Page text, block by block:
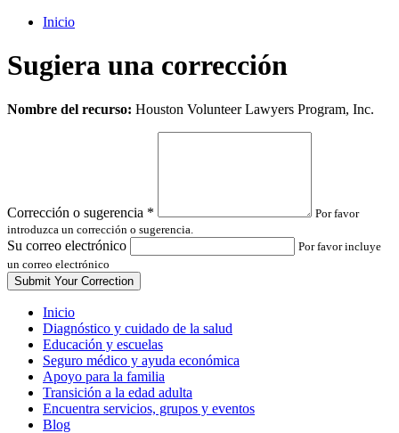
Inicio
Sugiera una corrección
Leave
Nombre del recurso: Houston Volunteer Lawyers Program, Inc.
Corrección o sugerencia *
Por favor
introduzca un corrección o sugerencia.
Su correo electrónico
Por favor incluye
un correo electrónico
Inicio
Diagnóstico y cuidado de la salud
Educación y escuelas
Seguro médico y ayuda económica
Apoyo para la familia
Transición a la edad adulta
Encuentra servicios, grupos y eventos
Blog